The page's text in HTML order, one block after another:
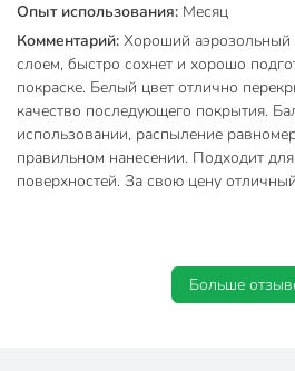
Опыт использования: Месяц
Комментарий: Хороший аэрозольный
слоем, быстро сохнет и хорошо
покраске. Белый цвет отлично
качество последующего покрытия.
использовании, распыление
правильном нанесении. Подходит
поверхностей. За свою цену
Больше